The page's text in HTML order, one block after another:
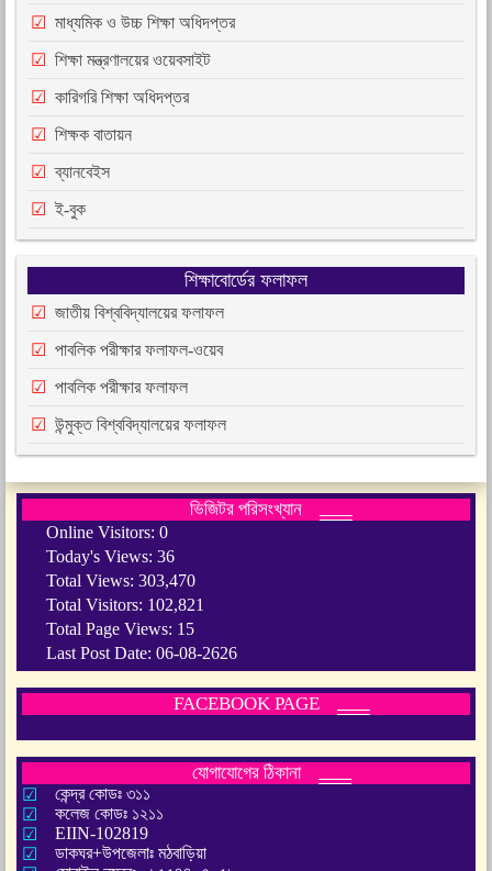
মাধ্যমিক ও উচ্চ শিক্ষা অধিদপ্তর
শিক্ষা মন্ত্রণালয়ের ওয়েবসাইট
কারিগরি শিক্ষা অধিদপ্তর
শিক্ষক বাতায়ন
ব্যানবেইস
ই-বুক
শিক্ষাবোর্ডের ফলাফল
জাতীয় বিশ্ববিদ্যালয়ের ফলাফল
পাবলিক পরীক্ষার ফলাফল-ওয়েব
পাবলিক পরীক্ষার ফলাফল
উন্মুক্ত বিশ্ববিদ্যালয়ের ফলাফল
ভিজিটর পরিসংখ্যান
Online Visitors: 0
Today's Views: 36
Total Views: 303,470
Total Visitors: 102,821
Total Page Views: 15
Last Post Date: 06-08-2626
FACEBOOK PAGE
যোগাযোগের ঠিকানা
কেন্দ্র কোডঃ ৩১১
কলেজ কোডঃ ১২১১
EIIN-102819
ডাকঘর+উপজেলাঃ মঠবাড়িয়া